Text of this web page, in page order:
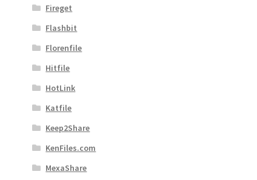
Fireget
Flashbit
Florenfile
Hitfile
HotLink
Katfile
Keep2Share
KenFiles.com
MexaShare